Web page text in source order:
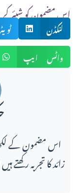
:اس مضمون کو شیئر
ٹویٹر
لنکڈن
واٹس ایپ
زائد کا تجربہ